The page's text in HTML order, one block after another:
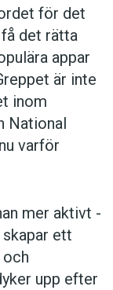
för det
det rätta
appar
är inte
inom
National
varför
mer aktivt
ett
upp efter